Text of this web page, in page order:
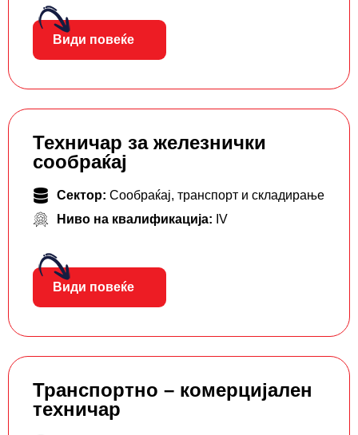
Види повеќе
Техничар за железнички
сообраќај
Сектор: Сообраќај, транспорт и складирање
Ниво на квалификација: IV
Види повеќе
Транспортно – комерцијален
техничар